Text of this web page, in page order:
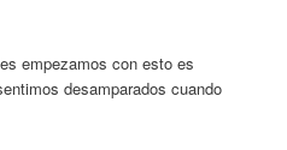
empezamos con esto es
desamparados cuando